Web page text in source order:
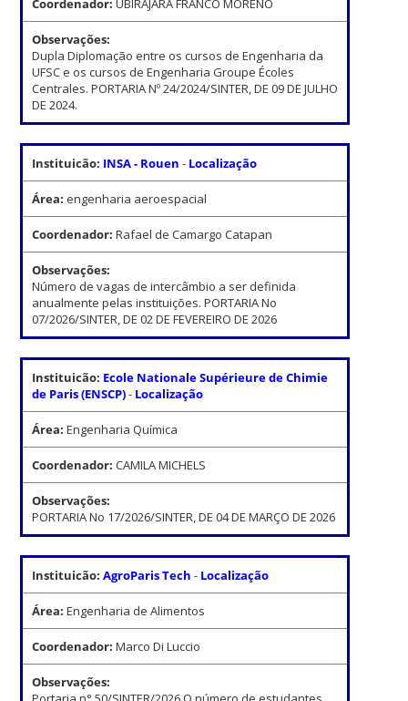
Coordenador:UBIRAJARA FRANCO MORENO
Observações:
Dupla Diplomação entre os cursos de Engenharia da
UFSC e os cursos de Engenharia Groupe Écoles
Centrales. PORTARIA Nº 24/2024/SINTER, DE 09 DE JULHO
DE 2024.
Instituicão: INSA - Rouen - Localização
Área:engenharia aeroespacial
Coordenador:Rafael de Camargo Catapan
Observações:
Número de vagas de intercâmbio a ser definida
anualmente pelas instituições. PORTARIA No
07/2026/SINTER, DE 02 DE FEVEREIRO DE 2026
Instituicão: Ecole Nationale Supérieure de Chimie
de Paris (ENSCP)- Localização
Área:Engenharia Química
Coordenador:CAMILA MICHELS
Observações:
PORTARIA No 17/2026/SINTER, DE 04 DE MARÇO DE 2026
Instituicão:AgroParis Tech - Localização
Área:Engenharia de Alimentos
Coordenador:Marco Di Luccio
Observações: